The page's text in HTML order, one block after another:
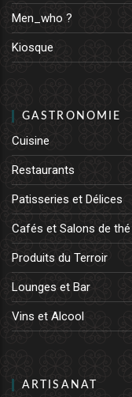
Men_who ?
Kiosque
GASTRONOMIE
Cuisine
Restaurants
Patisseries et Délices
Cafés et Salons de thé
Produits du Terroir
Lounges et Bar
Vins et Alcool
ARTISANAT